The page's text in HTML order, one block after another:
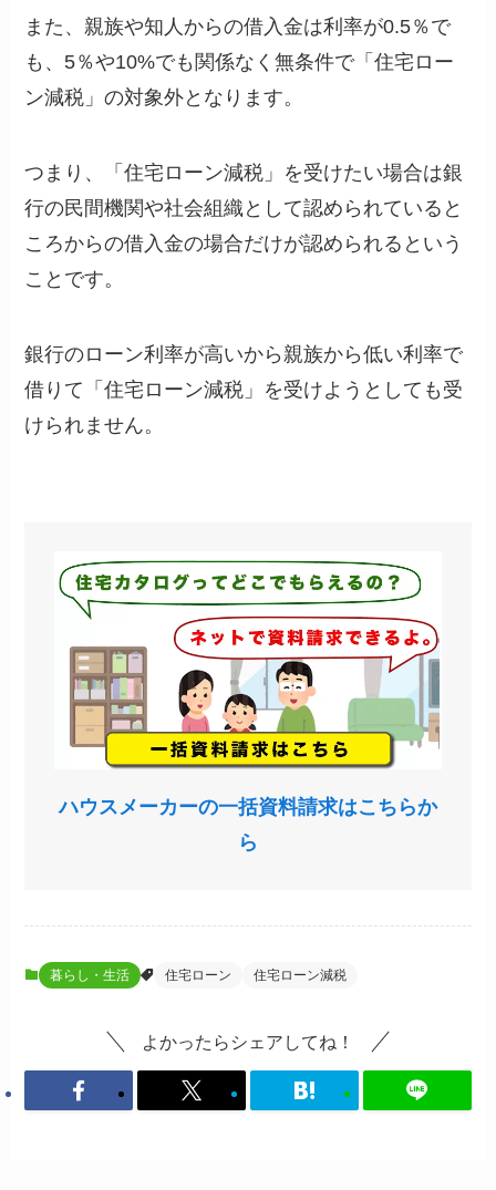
また、親族や知人からの借入金は利率が0.5％で
も、5％や10%でも関係なく無条件で「住宅ロー
ン減税」の対象外となります。
つまり、「住宅ローン減税」を受けたい場合は銀
行の民間機関や社会組織として認められていると
ころからの借入金の場合だけが認められるという
ことです。
銀行のローン利率が高いから親族から低い利率で
借りて「住宅ローン減税」を受けようとしても受
けられません。
ハウスメーカーの一括資料請求はこちらか
ら
暮らし・生活 住宅ローン 住宅ローン減税
よかったらシェアしてね！